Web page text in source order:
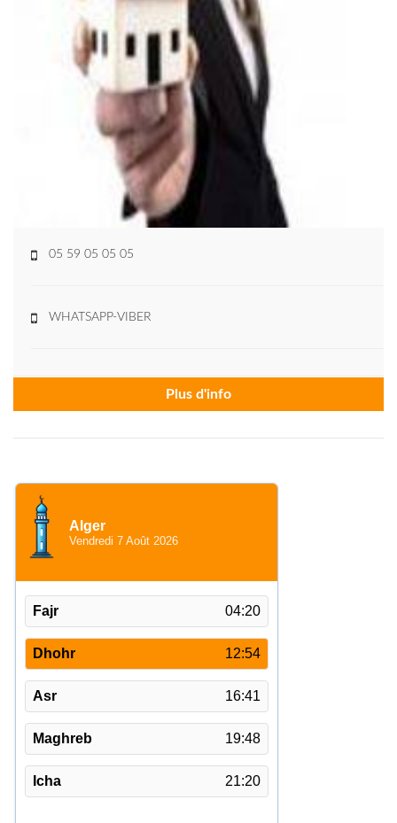
05 59 05 05 05
WHATSAPP-VIBER
Plus d'info